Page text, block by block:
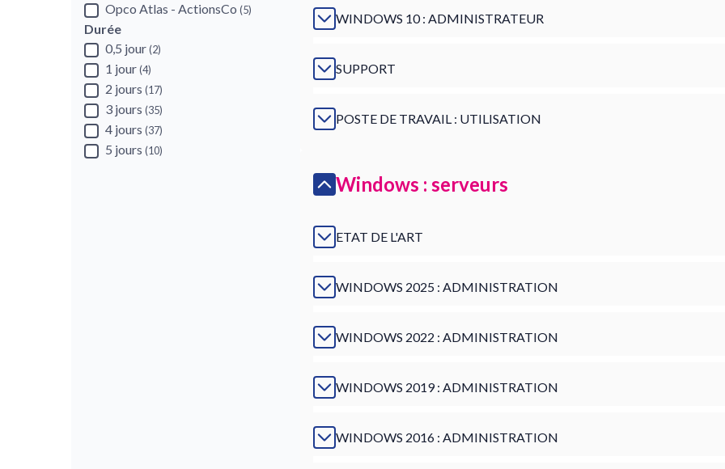
WINDOWS 10 : ADMINISTRATEUR
SUPPORT
POSTE DE TRAVAIL : UTILISATION
Windows : serveurs
ETAT DE L'ART
WINDOWS 2025 : ADMINISTRATION
WINDOWS 2022 : ADMINISTRATION
WINDOWS 2019 : ADMINISTRATION
WINDOWS 2016 : ADMINISTRATION
Opco Atlas - ActionsCo (5)
Durée
0,5 jour(2)
1 jour(4)
2 jours (17)
3 jours (35)
4 jours (37)
5 jours (10)